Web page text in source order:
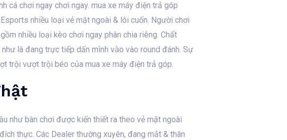
cá chơi ngay chơi ngay. mua xe máy điện trả góp
nhiều loại vẻ mặt ngoài & lôi cuốn. Người chơi
nhiều loại kèo chơi ngay phân chia riêng. Chất
là đang trực tiếp dấn mình vào vào round đánh. Sự
trội vượt trội béo của mua xe máy điện trả góp.
như bàn chơi được kiến thiết ra theo vẻ mặt ngoài
thực. Các Dealer thường xuyên, đang mắt & thân